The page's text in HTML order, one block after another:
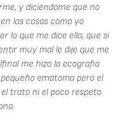
y diciéndome que no
las cosas como yo
lo que me dice ella, que si
muy mal le dije que me
me hizo la ecografia
ematoma pero el
trato ni el poco respeto